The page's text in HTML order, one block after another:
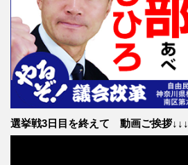
選挙戦3日目を終えて 動画ご挨拶↓↓↓